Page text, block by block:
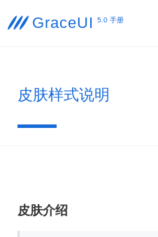
 GraceUI 5.0 手册
皮肤样式说明
皮肤介绍